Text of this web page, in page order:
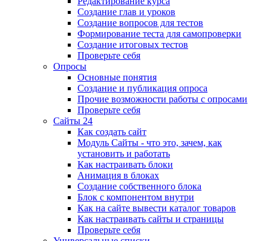
Создание глав и уроков
Создание вопросов для тестов
Формирование теста для самопроверки
Создание итоговых тестов
Проверьте себя
Опросы
Основные понятия
Создание и публикация опроса
Прочие возможности работы с опросами
Проверьте себя
Сайты 24
Как создать сайт
Модуль Сайты - что это, зачем, как
установить и работать
Как настраивать блоки
Анимация в блоках
Создание собственного блока
Блок с компонентом внутри
Как на сайте вывести каталог товаров
Как настраивать сайты и страницы
Проверьте себя